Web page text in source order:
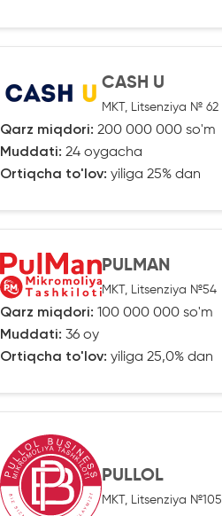
CASH U
MKT, Litsenziya № 62
Qarz miqdori: 200 000 000 so'm
Muddati: 24 oygacha
Ortiqcha to'lov: yiliga 25% dan
PULMAN
MKT, Litsenziya №54
Qarz miqdori: 100 000 000 so'm
Muddati: 36 oy
Ortiqcha to'lov: yiliga 25,0% dan
PULLOL
MKT, Litsenziya №105